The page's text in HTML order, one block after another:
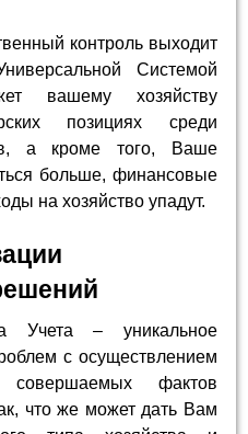
контроль выходит
Системой
вашему хозяйству
позициях среди
а кроме того, Ваше
больше, финансовые
на хозяйство упадут.
Учета – уникальное
с осуществлением
совершаемых фактов
что же может дать Вам